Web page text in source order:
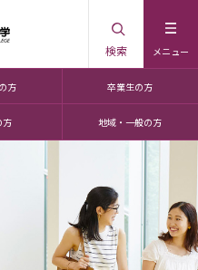
メニュー
検索
方 卒業生の方
方 地域・一般の方